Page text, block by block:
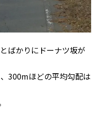
ばかりにドーナツ坂が
300mほどの平均勾配は